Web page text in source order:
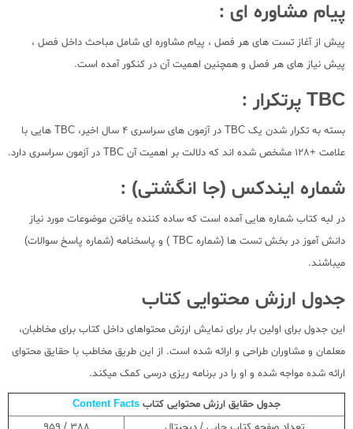
پیام مشاوره ای :
پیش از آغاز تست های هر فصل ، پیام مشاوره ای شامل مباحث داخل فصل ،
پیش نیاز های هر فصل و همچنین اهمیت آن در کنکور آمده است.
TBC پرتکرار :
بسته به تکرار شدن یک TBC در آزمون های سراسری 4 سال اخیر، TBC هایی با
علامت +128 مشخص شده اند که دلالت بر اهمیت آن TBC در آزمون سراسری دارد.
شماره ایندکس (جا انگشتی) :
در لبه کتاب شماره هایی آمده است که ساده کننده یافتن موضوعات مورد نیاز
دانش آموز در بخش تست ها (شماره TBC ) و پاسخنامه (شماره پاسخ سوالات)
میباشند.
جدول ارزش محتوایی کتاب
این جدول برای اولین بار برای نمایش ارزش محتواهای داخل کتاب برای مخاطبان،
معلمان و مشاوران طراحی و ارائه شده است. از این طریق مخاطب با حقایق محتوای
ارائه شده مواجه شده و او را در برنامه ریزی درسی کمک میکند.
جدول حقایق ارزش محتوایی کتاب